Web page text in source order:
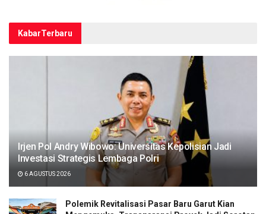
KabarTerbaru
Irjen Pol Andry Wibowo: Universitas Kepolisian Jadi
Investasi Strategis Lembaga Polri
6 AGUSTUS 2026
Polemik Revitalisasi Pasar Baru Garut Kian